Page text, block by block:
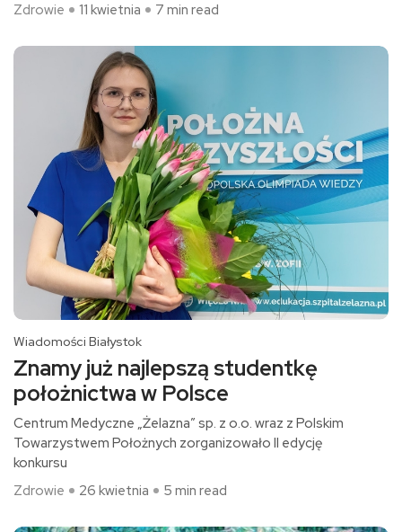
Zdrowie
11 kwietnia 7 min read
Wiadomości Białystok
Znamy już najlepszą studentkę
położnictwa w Polsce
Centrum Medyczne „Żelazna” sp. z o.o. wraz z Polskim
Towarzystwem Położnych zorganizowało II edycję
konkursu
Zdrowie
26 kwietnia 5 min read